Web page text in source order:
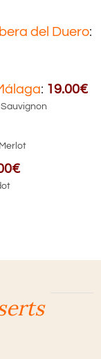
del Duero:
: 19.00€